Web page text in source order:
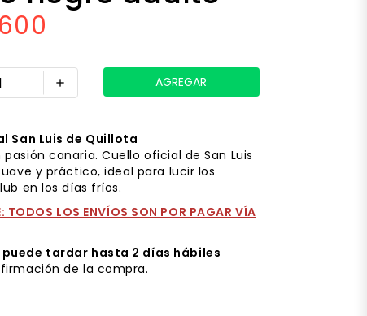
add
San Luis de Quillota
canaria. Cuello oficial de San Luis
y práctico, ideal para lucir los
en los días fríos.
TODOS LOS ENVÍOS SON POR PAGAR VÍA
puede tardar hasta 2 días hábiles
de la compra.